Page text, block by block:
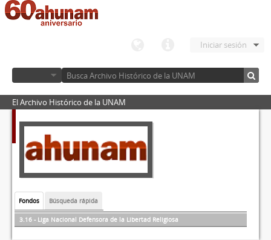
Iniciar sesión
El Archivo Histórico de la UNAM
Fondos Búsqueda rápida
3.16 - Liga Nacional Defensora de la Libertad Religiosa